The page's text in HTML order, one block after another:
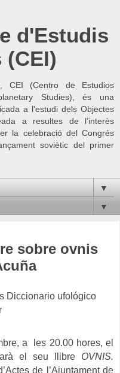
d'Estudis
CEI (Centro de Estudios
Studies), és una
a l'estudi dels Objectes
a resultes de l’interès
la celebració del Congrés
soviètic del primer
▼
▼
sobre ovnis
a les 20.00 hores, el
el seu llibre OVNIS.
de l’Ajuntament de